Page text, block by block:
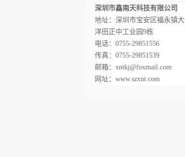
深圳市鑫南天科技有限公司
地址：深圳市宝安区福永镇大
洋田正中工业园9栋
电话：0755-29851556
传真：0755-29851539
邮箱：xntkj@foxmail.com
网址：www.szxnt.com